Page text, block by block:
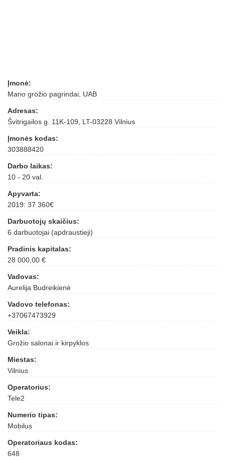
Įmonė:
Mano grožio pagrindai, UAB
Adresas:
Švitrigailos g. 11K-109, LT-03228 Vilnius
Įmonės kodas:
303888420
Darbo laikas:
10 - 20 val.
Apyvarta:
2019: 37 360€
Darbuotojų skaičius:
6 darbuotojai (apdraustieji)
Pradinis kapitalas:
28 000,00 €
Vadovas:
Aurelija Budreikienė
Vadovo telefonas:
+37067473929
Veikla:
Grožio salonai ir kirpyklos
Miestas:
Vilnius
Operatorius:
Tele2
Numerio tipas:
Mobilus
Operatoriaus kodas:
648